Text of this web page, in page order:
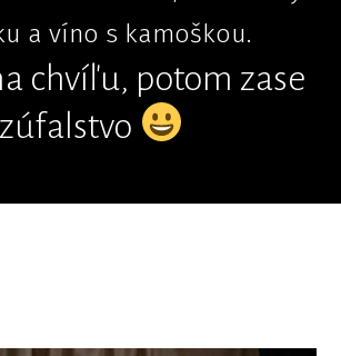
a víno s kamoškou.
chvíľu, potom zase
zúfalstvo